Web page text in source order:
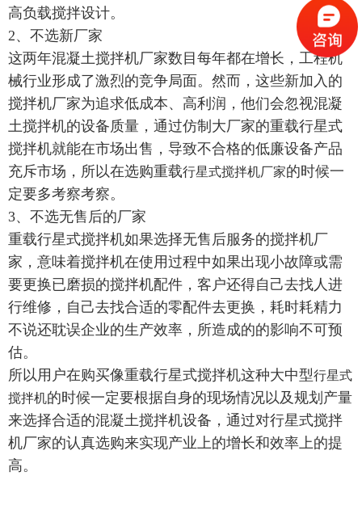
高负载搅拌设计。
2、不选新厂家
这两年混凝土搅拌机厂家数目每年都在增长，工程机
械行业形成了激烈的竞争局面。然而，这些新加入的
搅拌机厂家为追求低成本、高利润，他们会忽视混凝
土搅拌机的设备质量，通过仿制大厂家的重载行星式
搅拌机就能在市场出售，导致不合格的低廉设备产品
充斥市场，所以在选购重载行星式搅拌机厂家的时候一
定要多考察考察。
3、不选无售后的厂家
重载行星式搅拌机如果选择无售后服务的搅拌机厂
家，意味着搅拌机在使用过程中如果出现小故障或需
要更换已磨损的搅拌机配件，客户还得自己去找人进
行维修，自己去找合适的零配件去更换，耗时耗精力
不说还耽误企业的生产效率，所造成的的影响不可预
估。
所以用户在购买像重载行星式搅拌机这种大中型行星式
搅拌机的时候一定要根据自身的现场情况以及规划产量
来选择合适的混凝土搅拌机设备，通过对行星式搅拌
机厂家的认真选购来实现产业上的增长和效率上的提
高。